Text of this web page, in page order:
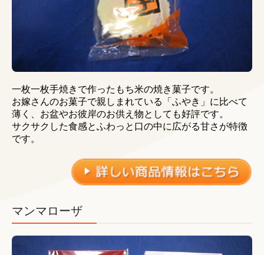
一枚一枚手焼きで作ったもち米の焼き菓子です。
お嫁さんのお菓子で親しまれている「ふやき」に比べて
薄く、お盆やお彼岸のお供え物としても好評です。
サクサクした食感とふわっと口の中に広がる甘さが特徴
です。
マンマローザ